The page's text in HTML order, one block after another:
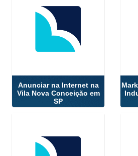
Anunciar na Internet na
Vila Nova Conceição em
SP